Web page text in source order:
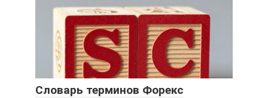
Словарь терминов Форекс